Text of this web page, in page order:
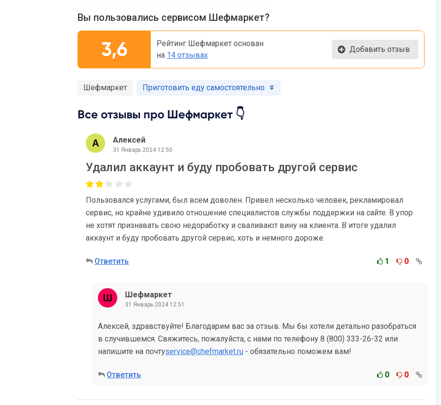
Вы пользовались сервисом Шефмаркет?
3,6
Рейтинг Шефмаркет основан
на 14 отзывах
Добавить отзыв
Шефмаркет Приготовить еду самостоятельно
Все отзывы про Шефмаркет 👇
Алексей
31 Январь 2024 12:50
Удалил аккаунт и буду пробовать другой сервис
Пользовался услугами, был всем доволен. Привел несколько человек, рекламировал
сервис, но крайне удивило отношение специалистов службы поддержки на сайте. В упор
не хотят признавать свою недоработку и сваливают вину на клиента. В итоге удалил
аккаунт и буду пробовать другой сервис, хоть и немного дороже.
Ответить 1 0
Шефмаркет
31 Январь 2024 12:51
Алексей, здравствуйте! Благодарим вас за отзыв. Мы бы хотели детально разобраться
в случившемся. Свяжитесь, пожалуйста, с нами по телефону 8 (800) 333-26-32 или
напишите на почтуservice@chefmarket.ru - обязательно поможем вам!
Ответить 0 0